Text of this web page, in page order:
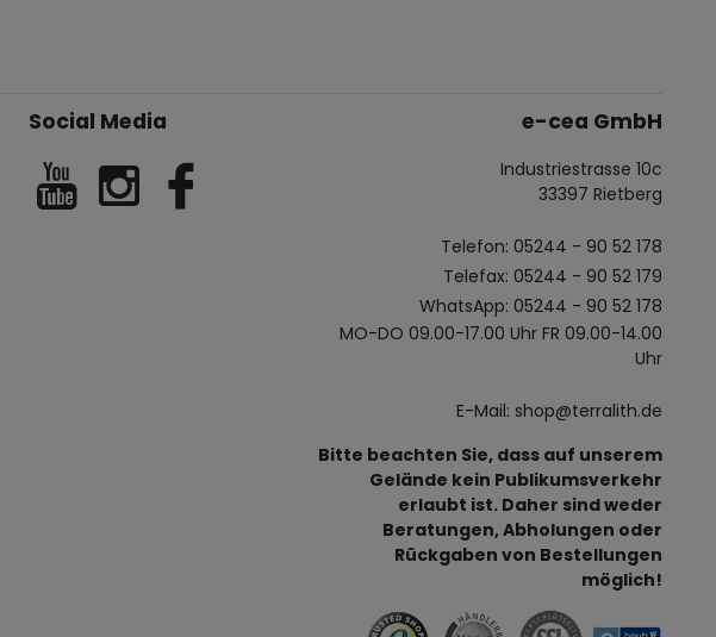
Social Media e-cea GmbH
Industriestrasse 10c
33397 Rietberg
Telefon: 05244 - 90 52 178
Telefax: 05244 - 90 52 179
WhatsApp: 05244 - 90 52 178
MO-DO 09.00-17.00 Uhr FR 09.00-14.00
Uhr
E-Mail: shop@terralith.de
Bitte beachten Sie, dass auf unserem
Gelände kein Publikumsverkehr
erlaubt ist. Daher sind weder
Beratungen, Abholungen oder
Rückgaben von Bestellungen
möglich!